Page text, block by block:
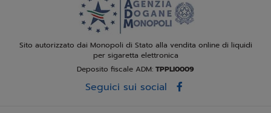
Sito autorizzato dai Monopoli di Stato alla vendita online di liquidi
per sigaretta elettronica
Deposito fiscale ADM: TPPLI0009
Seguici sui social